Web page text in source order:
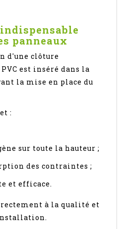
panneaux
d'une clôture
est inséré dans la
la mise en place du
:
sur toute la hauteur ;
des contraintes ;
et efficace.
à la qualité et